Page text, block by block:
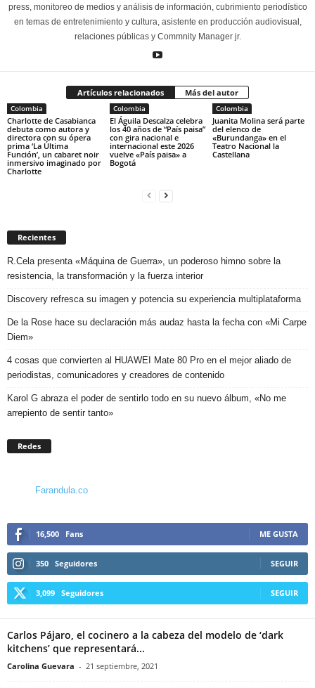
press, monitoreo de medios y análisis de información, cubrimiento periodístico
en temas de entretenimiento y cultura, asistente en producción audiovisual,
relaciones públicas y Commnity Manager jr.
Artículos relacionados Más del autor
Colombia
Charlotte de Casabianca
debuta como autora y
directora con su ópera
prima ‘La Última
Función’, un cabaret noir
inmersivo imaginado por
Charlotte
Colombia
El Águila Descalza celebra
los 40 años de “País paisa”
con gira nacional e
internacional este 2026
vuelve «País paisa» a
Bogotá
Colombia
Juanita Molina será parte
del elenco de
«Burundanga» en el
Teatro Nacional la
Castellana
Recientes
R.Cela presenta «Máquina de Guerra», un poderoso himno sobre la
resistencia, la transformación y la fuerza interior
Discovery refresca su imagen y potencia su experiencia multiplataforma
De la Rose hace su declaración más audaz hasta la fecha con «Mi Carpe
Diem»
4 cosas que convierten al HUAWEI Mate 80 Pro en el mejor aliado de
periodistas, comunicadores y creadores de contenido
Karol G abraza el poder de sentirlo todo en su nuevo álbum, «No me
arrepiento de sentir tanto»
Redes
Farandula.co
16,500 Fans ME GUSTA
350 Seguidores SEGUIR
3,099 Seguidores SEGUIR
Carlos Pájaro, el cocinero a la cabeza del modelo de ‘dark
kitchens’ que representará...
Carolina Guevara - 21 septiembre, 2021